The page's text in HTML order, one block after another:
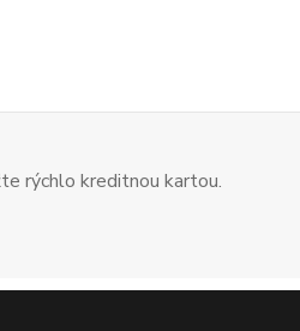
rýchlo kreditnou kartou.